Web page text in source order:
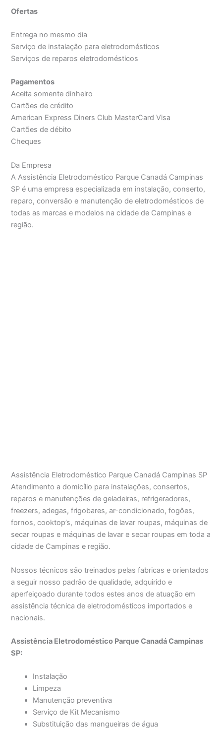
Ofertas
Entrega no mesmo dia
Serviço de instalação para eletrodomésticos
Serviços de reparos eletrodomésticos
Pagamentos
Aceita somente dinheiro
Cartões de crédito
American Express Diners Club MasterCard Visa
Cartões de débito
Cheques
Da Empresa
A Assistência Eletrodoméstico Parque Canadá Campinas
SP é uma empresa especializada em instalação, conserto,
reparo, conversão e manutenção de eletrodomésticos de
todas as marcas e modelos na cidade de Campinas e
região.
Assistência Eletrodoméstico Parque Canadá Campinas SP
Atendimento a domicílio para instalações, consertos,
reparos e manutenções de geladeiras, refrigeradores,
freezers, adegas, frigobares, ar-condicionado, fogões,
fornos, cooktop’s, máquinas de lavar roupas, máquinas de
secar roupas e máquinas de lavar e secar roupas em toda a
cidade de Campinas e região.
Nossos técnicos são treinados pelas fabricas e orientados
a seguir nosso padrão de qualidade, adquirido e
aperfeiçoado durante todos estes anos de atuação em
assistência técnica de eletrodomésticos importados e
nacionais.
Assistência Eletrodoméstico Parque Canadá Campinas
SP:
Instalação
Limpeza
Manutenção preventiva
Serviço de Kit Mecanismo
Substituição das mangueiras de água